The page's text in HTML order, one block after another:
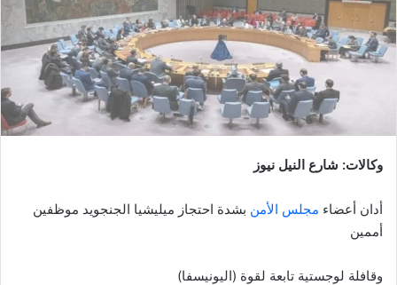
وكالات: شارع النيل نيوز
أدان أعضاء مجلس الأمن بشدة احتجاز ميليشيا الجنجويد موظفين
أممين
وقافلة لوجستية تابعة لقوة (اليونيسفا)